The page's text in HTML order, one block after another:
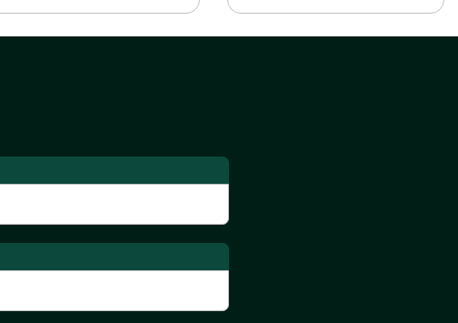
toneladas
Locação de Empilhadeiras para uso em
Terra e Pisos Acidentados
Locação de Empilhadeiras para uso em
Concreto Liso